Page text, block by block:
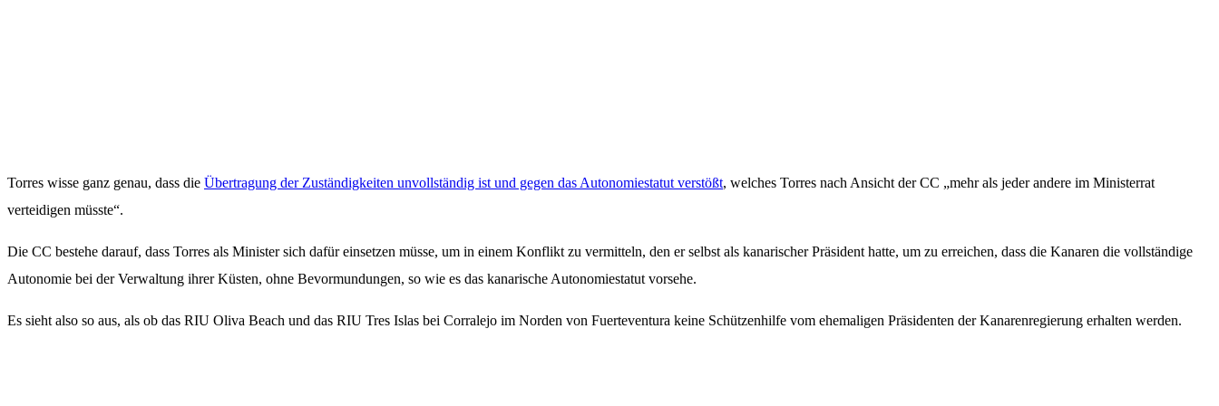
Torres wisse ganz genau, dass die Übertragung der Zuständigkeiten unvollständig ist und gegen das Autonomiestatut verstößt, welches Torres nach Ansicht der CC „mehr als jeder andere im Ministerrat
verteidigen müsste“.
Die CC bestehe darauf, dass Torres als Minister sich dafür einsetzen müsse, um in einem Konflikt zu vermitteln, den er selbst als kanarischer Präsident hatte, um zu erreichen, dass die Kanaren die vollständige
Autonomie bei der Verwaltung ihrer Küsten, ohne Bevormundungen, so wie es das kanarische Autonomiestatut vorsehe.
Es sieht also so aus, als ob das RIU Oliva Beach und das RIU Tres Islas bei Corralejo im Norden von Fuerteventura keine Schützenhilfe vom ehemaligen Präsidenten der Kanarenregierung erhalten werden.